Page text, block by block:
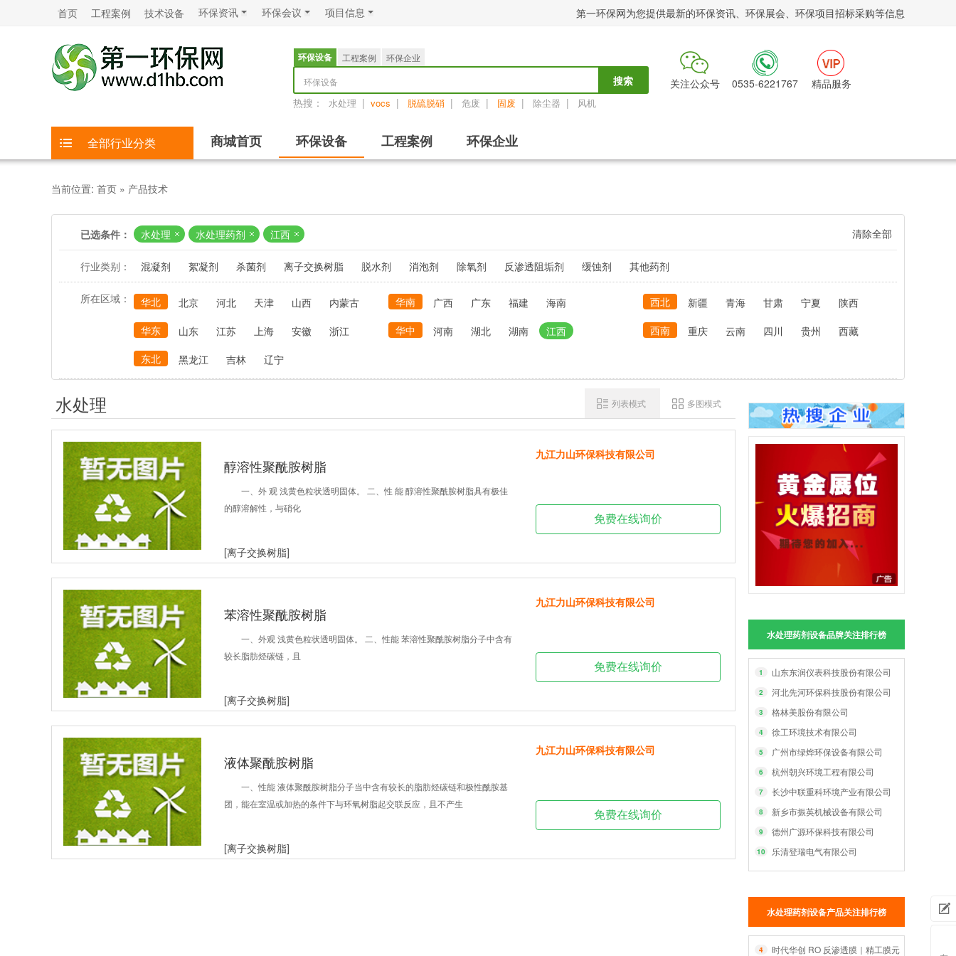
首页 工程案例 技术设备 环保资讯 环保会议 项目信息 第一环保网为您提供最新的环保资讯、环保展会、环保项目招标采购等信息
环保设备 工程案例
环保企业
环保设备
搜索
热搜： 水处理 | vocs | 脱硫脱硝 | 危废 | 固废 | 除尘器 | 风机
关注公众号 0535-6221767 精品服务
全部行业分类 商城首页 环保设备 工程案例 环保企业
当前位置: 首页 » 产品技术
已选条件： 清除全部
水处理 水处理药剂 江西
行业类别： 混凝剂 絮凝剂 杀菌剂 离子交换树脂 脱水剂 消泡剂 除氧剂 反渗透阻垢剂 缓蚀剂 其他药剂
所在区域： 华北 北京 河北 天津 山西 内蒙古 华南 广西 广东 福建 海南 西北 新疆 青海 甘肃 宁夏
陕西
华东
山东 江苏 上海 安徽 浙江 华中 河南 湖北 湖南 江西 西南 重庆 云南 四川 贵州
西藏
东北
黑龙江 吉林 辽宁
水处理药剂设备品牌关注排行榜
1 山东东润仪表科技股份有限公司
2 河北先河环保科技股份有限公司
3 格林美股份有限公司
4 徐工环境技术有限公司
5 广州市绿烨环保设备有限公司
6 杭州朝兴环境工程有限公司
7 长沙中联重科环境产业有限公司
8 新乡市振英机械设备有限公司
9 德州广源环保科技有限公司
10 乐清登瑞电气有限公司
水处理药剂设备产品关注排行榜
4 时代华创 RO 反渗透膜｜精工膜元件，智净每一
水处理 列表模式 多图模式
醇溶性聚酰胺树脂
一、外 观 浅黄色粒状透明固体。 二、性 能 醇溶性聚酰胺树脂具有极佳
的醇溶解性，与硝化
[离子交换树脂]
九江力山环保科技有限公司
免费在线询价
苯溶性聚酰胺树脂
一、外观 浅黄色粒状透明固体。 二、性能 苯溶性聚酰胺树脂分子中含有
较长脂肪烃碳链，且
[离子交换树脂]
九江力山环保科技有限公司
免费在线询价
液体聚酰胺树脂
一、性能 液体聚酰胺树脂分子当中含有较长的脂肪烃碳链和极性酰胺基
团，能在室温或加热的条件下与环氧树脂起交联反应，且不产生
[离子交换树脂]
九江力山环保科技有限公司
免费在线询价